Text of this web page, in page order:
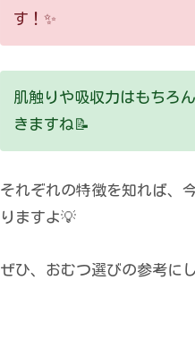
す！✨
肌触りや吸収力はもちろ
きますね📝
それぞれの特徴を知れば、
りますよ💡
ぜひ、おむつ選びの参考に